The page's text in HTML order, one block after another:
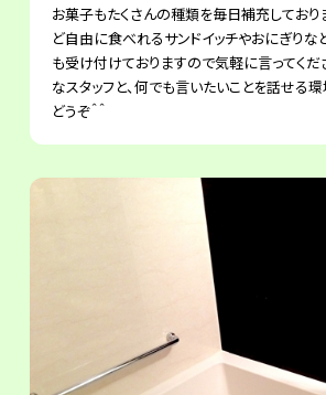
お菓子もたくさんの種類を毎日補充しており
ど自由に食べれるサンドイッチやおにぎりな
も受け付けておりますので気軽に言ってく
なスタッフと、何でも言いたいことを話せる
どうぞ＾＾